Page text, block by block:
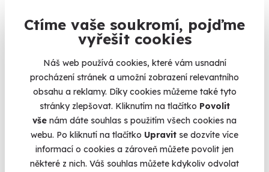
Ctíme vaše soukromí, pojďme
vyřešit cookies
Náš web používá cookies, které vám usnadní
procházení stránek a umožní zobrazení relevantního
obsahu a reklamy. Díky cookies můžeme také tyto
stránky zlepšovat. Kliknutím na tlačítko Povolit
vše nám dáte souhlas s použitím všech cookies na
webu. Po kliknutí na tlačítko Upravit se dozvíte více
informací o cookies a zároveň můžete povolit jen
některé z nich. Váš souhlas můžete kdykoliv odvolat
10.0
Jízda v Dodge Challenger
Zelenočerný americký muscle car k vašim službám
Plačice (okres Hradec Králové)
(+ 6 dalších lokalit)
1 399 Kč